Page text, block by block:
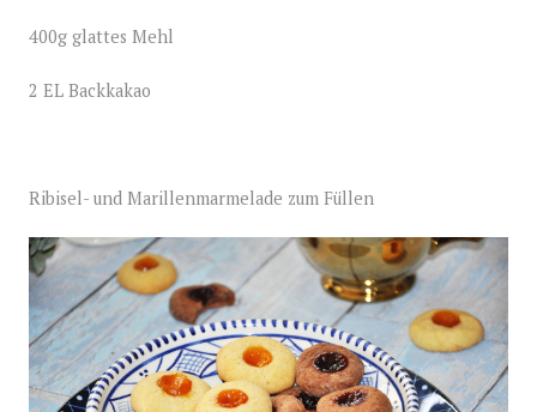
400g glattes Mehl
2 EL Backkakao
Ribisel- und Marillenmarmelade zum Füllen